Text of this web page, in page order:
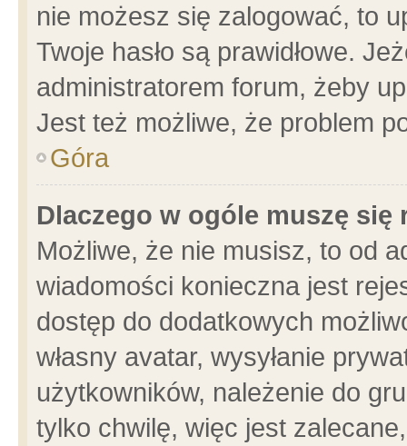
nie możesz się zalogować, to
Twoje hasło są prawidłowe.
administratorem forum, żeby
Jest też możliwe, że problem
Góra
Dlaczego w ogóle muszę się
Możliwe, że nie musisz, to od
wiadomości konieczna jest
dostęp do dodatkowych
własny avatar, wysyłanie
użytkowników, należenie do
tylko chwilę, więc jest